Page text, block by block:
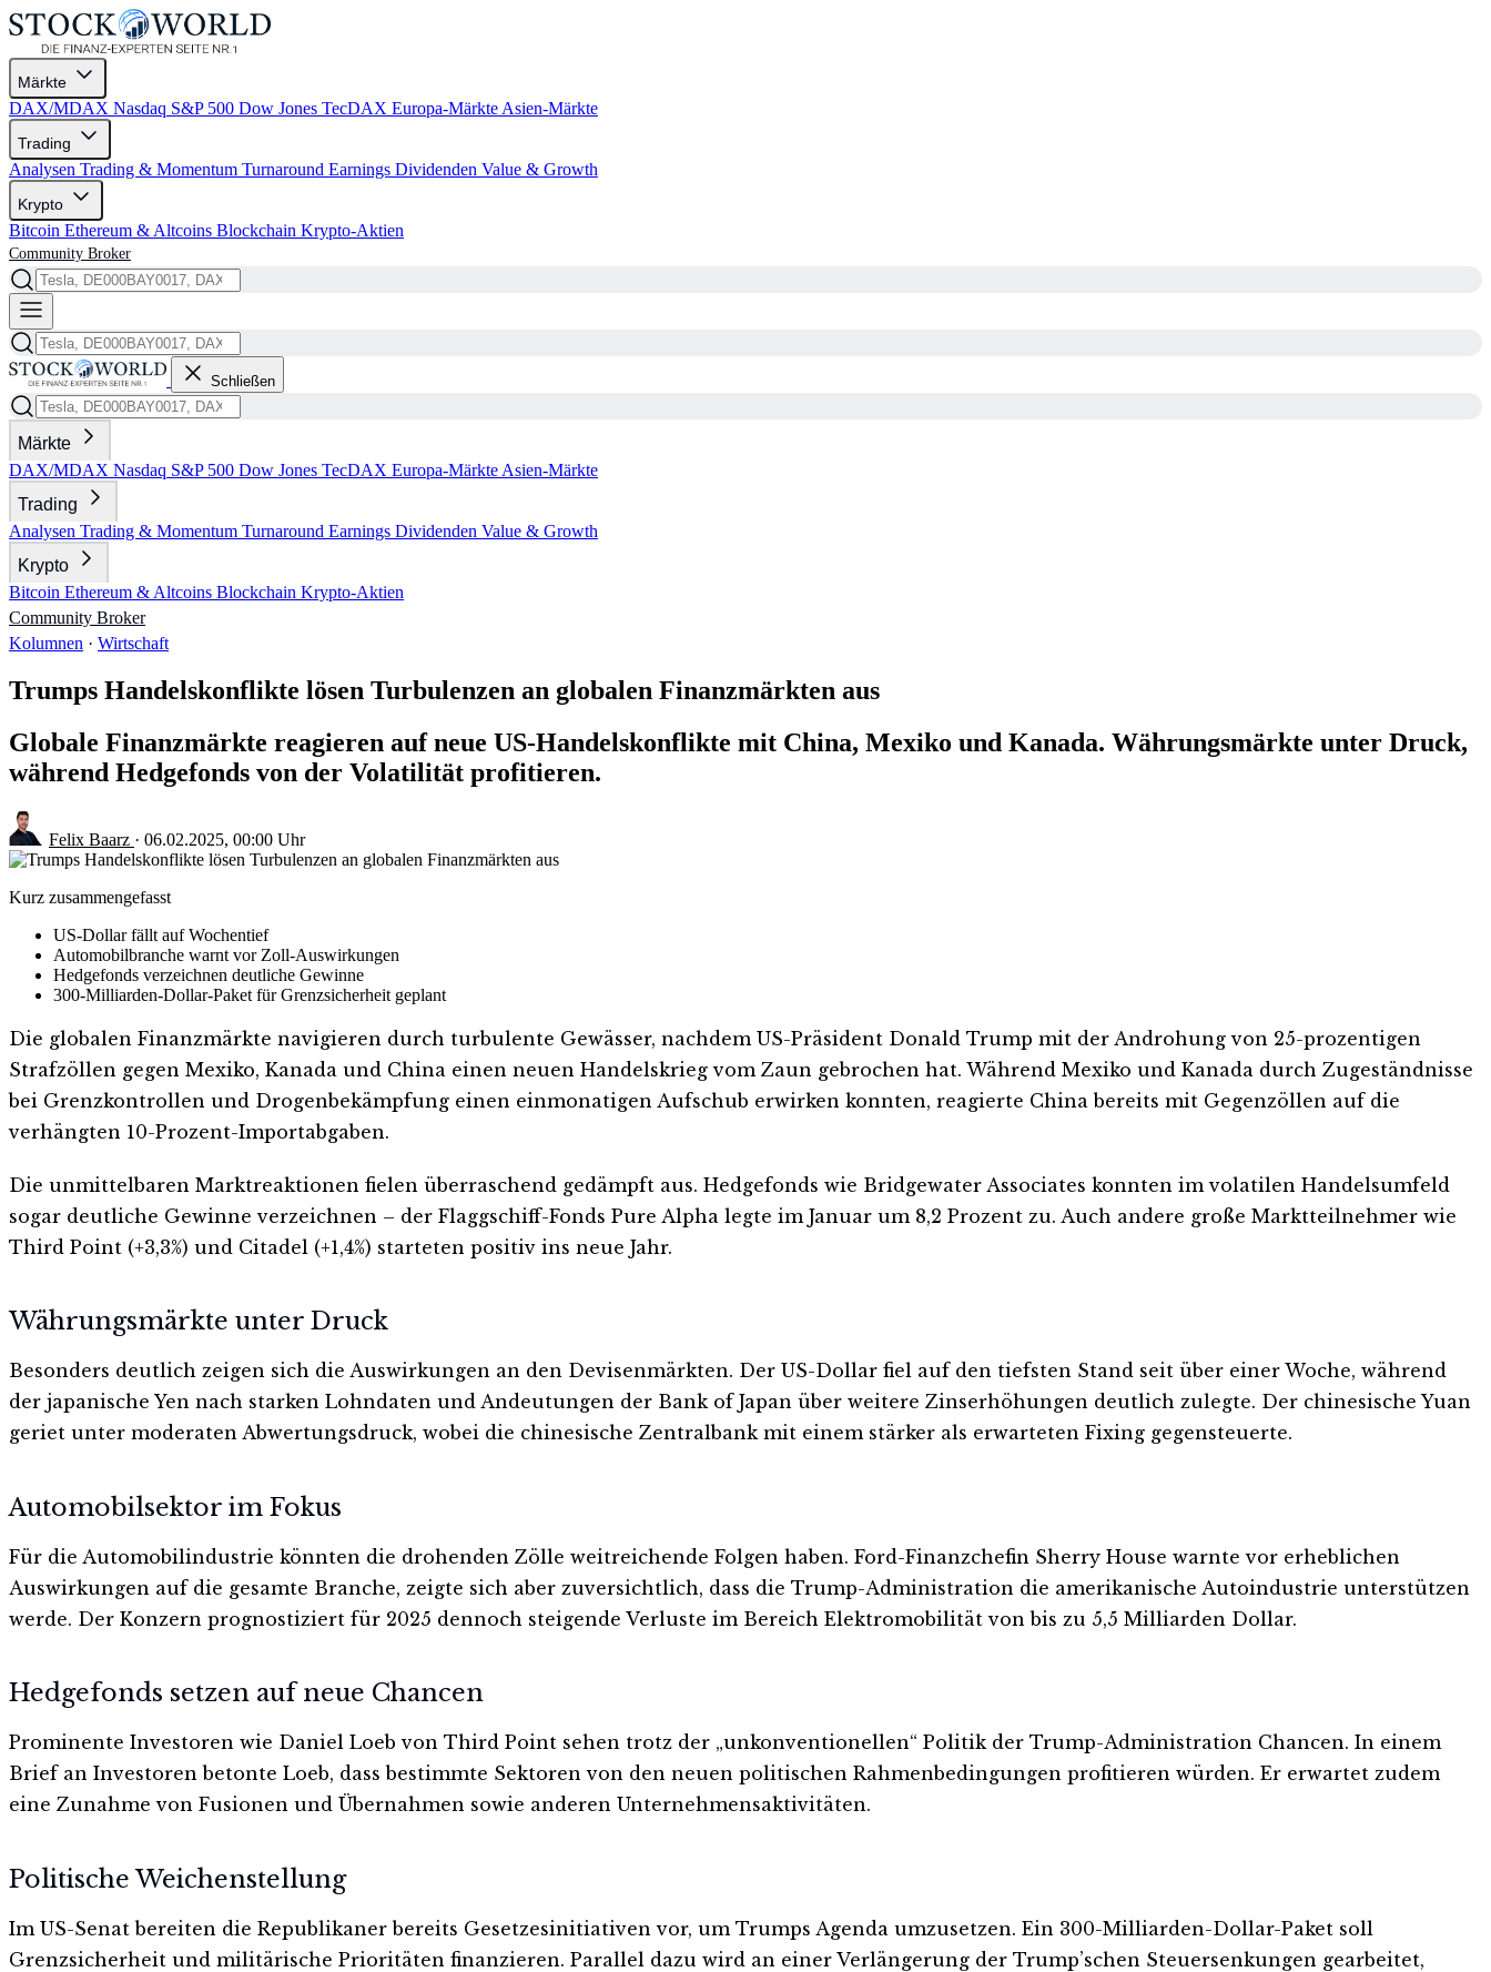
Märkte
DAX/MDAX Nasdaq S&P 500 Dow Jones TecDAX Europa-Märkte Asien-Märkte
Trading
Analysen Trading & Momentum Turnaround Earnings Dividenden Value & Growth
Krypto
Bitcoin Ethereum & Altcoins Blockchain Krypto-Aktien
Community Broker
Schließen
Märkte
DAX/MDAX Nasdaq S&P 500 Dow Jones TecDAX Europa-Märkte Asien-Märkte
Trading
Analysen Trading & Momentum Turnaround Earnings Dividenden Value & Growth
Krypto
Bitcoin Ethereum & Altcoins Blockchain Krypto-Aktien
Community Broker
Kolumnen · Wirtschaft
Trumps Handelskonflikte lösen Turbulenzen an globalen Finanzmärkten aus
Globale Finanzmärkte reagieren auf neue US-Handelskonflikte mit China, Mexiko und Kanada. Währungsmärkte unter Druck,
während Hedgefonds von der Volatilität profitieren.
Felix Baarz · 06.02.2025, 00:00 Uhr
Kurz zusammengefasst
US-Dollar fällt auf Wochentief
Automobilbranche warnt vor Zoll-Auswirkungen
Hedgefonds verzeichnen deutliche Gewinne
300-Milliarden-Dollar-Paket für Grenzsicherheit geplant
Die globalen Finanzmärkte navigieren durch turbulente Gewässer, nachdem US-Präsident Donald Trump mit der Androhung von 25-prozentigen
Strafzöllen gegen Mexiko, Kanada und China einen neuen Handelskrieg vom Zaun gebrochen hat. Während Mexiko und Kanada durch Zugeständnisse
bei Grenzkontrollen und Drogenbekämpfung einen einmonatigen Aufschub erwirken konnten, reagierte China bereits mit Gegenzöllen auf die
verhängten 10-Prozent-Importabgaben.
Die unmittelbaren Marktreaktionen fielen überraschend gedämpft aus. Hedgefonds wie Bridgewater Associates konnten im volatilen Handelsumfeld
sogar deutliche Gewinne verzeichnen – der Flaggschiff-Fonds Pure Alpha legte im Januar um 8,2 Prozent zu. Auch andere große Marktteilnehmer wie
Third Point (+3,3%) und Citadel (+1,4%) starteten positiv ins neue Jahr.
Währungsmärkte unter Druck
Besonders deutlich zeigen sich die Auswirkungen an den Devisenmärkten. Der US-Dollar fiel auf den tiefsten Stand seit über einer Woche, während
der japanische Yen nach starken Lohndaten und Andeutungen der Bank of Japan über weitere Zinserhöhungen deutlich zulegte. Der chinesische Yuan
geriet unter moderaten Abwertungsdruck, wobei die chinesische Zentralbank mit einem stärker als erwarteten Fixing gegensteuerte.
Automobilsektor im Fokus
Für die Automobilindustrie könnten die drohenden Zölle weitreichende Folgen haben. Ford-Finanzchefin Sherry House warnte vor erheblichen
Auswirkungen auf die gesamte Branche, zeigte sich aber zuversichtlich, dass die Trump-Administration die amerikanische Autoindustrie unterstützen
werde. Der Konzern prognostiziert für 2025 dennoch steigende Verluste im Bereich Elektromobilität von bis zu 5,5 Milliarden Dollar.
Hedgefonds setzen auf neue Chancen
Prominente Investoren wie Daniel Loeb von Third Point sehen trotz der „unkonventionellen“ Politik der Trump-Administration Chancen. In einem
Brief an Investoren betonte Loeb, dass bestimmte Sektoren von den neuen politischen Rahmenbedingungen profitieren würden. Er erwartet zudem
eine Zunahme von Fusionen und Übernahmen sowie anderen Unternehmensaktivitäten.
Politische Weichenstellung
Im US-Senat bereiten die Republikaner bereits Gesetzesinitiativen vor, um Trumps Agenda umzusetzen. Ein 300-Milliarden-Dollar-Paket soll
Grenzsicherheit und militärische Prioritäten finanzieren. Parallel dazu wird an einer Verlängerung der Trump’schen Steuersenkungen gearbeitet,